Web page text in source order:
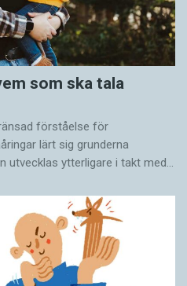
som ska tala
förståelse för
lärt sig grunderna
utvecklas ytterligare i takt med…